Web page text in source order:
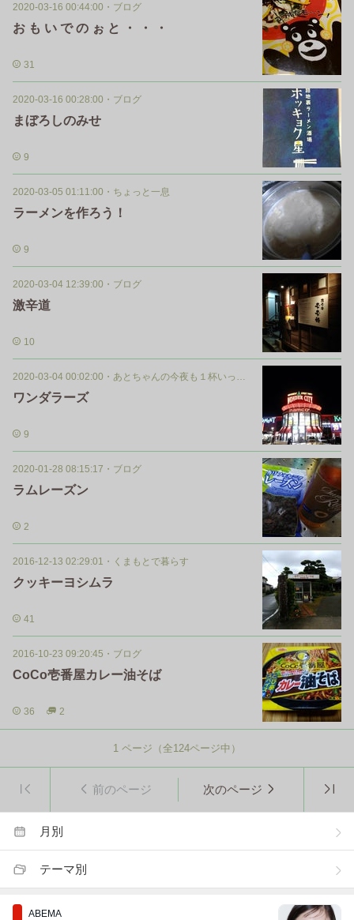
2020-03-16 00:44:00 ・ ブログ
お も い で の ぉ と ・ ・ ・
31
2020-03-16 00:28:00 ・ ブログ
まぼろしのみせ
9
2020-03-05 01:11:00 ・ ちょっと一息
ラーメンを作ろう！
9
2020-03-04 12:39:00 ・ ブログ
激辛道
10
2020-03-04 00:02:00 ・ あとちゃんの今夜も１杯いっぱい
ワンダラーズ
9
2020-01-28 08:15:17 ・ ブログ
ラムレーズン
2
2016-12-13 02:29:01 ・ くまもとで暮らす
クッキーヨシムラ
41
2016-10-23 09:20:45 ・ ブログ
CoCo壱番屋カレー油そば
36 2
1 ページ（全124ページ中）
前のページ 次のページ
月別
テーマ別
ABEMA